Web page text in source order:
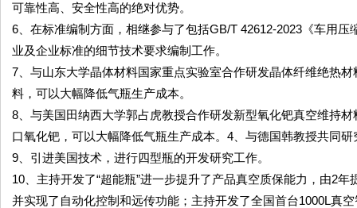
可靠性高、安全性高的绝对优势。
6、在标准编制方面，相继参与了包括GB/T 42612-2023《车用
业及企业标准的细节技术要求编制工作。
7、与山东大学晶体材料国家重点实验室合作研发晶体纤维绝热
料，可以大幅降低气瓶生产成本。
8、与美国田纳西大学郭占虎教授合作研发新型氧化钯真空维持
口氧化钯，可以大幅降低气瓶生产成本。4、与德国韩教授共同
9、引进美国技术，进行四型瓶的开发研究工作。
10、主持开发了“超能瓶”进一步提升了产品真空质保能力，由2
并实现了自动化控制和远传功能；主持开发了全国首台1000L真